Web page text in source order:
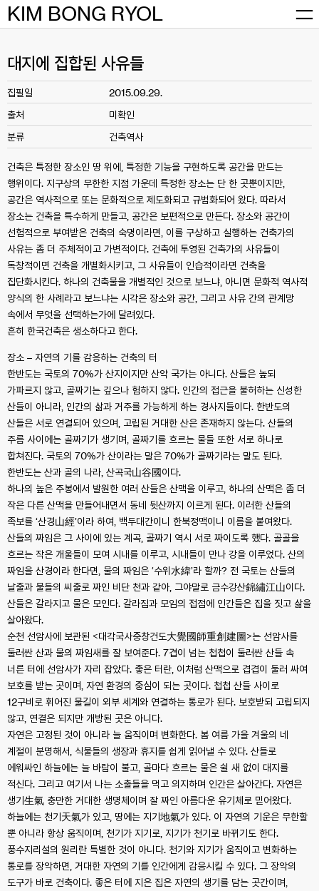
SkipKIM BONG RYOL
대지에 집합된 사유들
집필일
2015.09.29.
출처
미확인
분류
건축역사
건축은 특정한 장소인 땅 위에, 특정한 기능을 구현하도록 공간을 만드는
행위이다. 지구상의 무한한 지점 가운데 특정한 장소는 단 한 곳뿐이지만,
공간은 역사적으로 또는 문화적으로 제도화되고 규범화되어 왔다. 따라서
장소는 건축을 특수하게 만들고, 공간은 보편적으로 만든다. 장소와 공간이
선험적으로 부여받은 건축의 숙명이라면, 이를 구상하고 실행하는 건축가의
사유는 좀 더 주체적이고 가변적이다. 건축에 투영된 건축가의 사유들이
독창적이면 건축을 개별화시키고, 그 사유들이 인습적이라면 건축을
집단화시킨다. 하나의 건축물을 개별적인 것으로 보느냐, 아니면 문화적 역사적
양식의 한 사례라고 보느냐는 시각은 장소와 공간, 그리고 사유 간의 관계망
속에서 무엇을 선택하는가에 달려있다.
흔히 한국건축은 생소하다고 한다.
장소 – 자연의 기를 감응하는 건축의 터
한반도는 국토의 70%가 산지이지만 산악 국가는 아니다. 산들은 높되
가파르지 않고, 골짜기는 깊으나 험하지 않다. 인간의 접근을 불허하는 신성한
산들이 아니라, 인간의 삶과 거주를 가능하게 하는 경사지들이다. 한반도의
산들은 서로 연결되어 있으며, 고립된 거대한 산은 존재하지 않는다. 산들의
주름 사이에는 골짜기가 생기며, 골짜기를 흐르는 물들 또한 서로 하나로
합쳐진다. 국토의 70%가 산이라는 말은 70%가 골짜기라는 말도 된다.
한반도는 산과 골의 나라, 산곡국山谷國이다.
하나의 높은 주봉에서 발원한 여러 산들은 산맥을 이루고, 하나의 산맥은 좀 더
작은 다른 산맥을 만들어내면서 동네 뒷산까지 이르게 된다. 이러한 산들의
족보를 ‘산경山經’이라 하여, 백두대간이니 한북정맥이니 이름을 붙여왔다.
산들의 짜임은 그 사이에 있는 계곡, 골짜기 역시 서로 짜이도록 했다. 골골을
흐르는 작은 개울들이 모여 시내를 이루고, 시내들이 만나 강을 이루었다. 산의
짜임을 산경이라 한다면, 물의 짜임은 ‘수위水緯’라 할까? 전 국토는 산들의
날줄과 물들의 씨줄로 짜인 비단 천과 같아, 그야말로 금수강산錦繡江山이다.
산들은 갈라지고 물은 모인다. 갈라짐과 모임의 접점에 인간들은 집을 짓고 삶을
살아왔다.
순천 선암사에 보관된 <대각국사중창건도大覺國師重創建圖>는 선암사를
둘러싼 산과 물의 짜임새를 잘 보여준다. 7겹이 넘는 첩첩이 둘러싼 산들 속
너른 터에 선암사가 자리 잡았다. 좋은 터란, 이처럼 산맥으로 겹겹이 둘러 싸여
보호를 받는 곳이며, 자연 환경의 중심이 되는 곳이다. 첩첩 산들 사이로
12구비로 휘어진 물길이 외부 세계와 연결하는 통로가 된다. 보호받되 고립되지
않고, 연결은 되지만 개방된 곳은 아니다.
자연은 고정된 것이 아니라 늘 움직이며 변화한다. 봄 여름 가을 겨울의 네
계절이 분명해서, 식물들의 생장과 휴지를 쉽게 읽어낼 수 있다. 산들로
에워싸인 하늘에는 늘 바람이 불고, 골마다 흐르는 물은 쉴 새 없이 대지를
적신다. 그리고 여기서 나는 소출들을 먹고 의지하며 인간은 살아간다. 자연은
생기生氣 충만한 거대한 생명체이며 잘 짜인 아름다운 유기체로 믿어왔다.
하늘에는 천기天氣가 있고, 땅에는 지기地氣가 있다. 이 자연의 기운은 무한할
뿐 아니라 항상 움직이며, 천기가 지기로, 지기가 천기로 바뀌기도 한다.
풍수지리설의 원리란 특별한 것이 아니다. 천기와 지기가 움직이고 변화하는
통로를 장악하면, 거대한 자연의 기를 인간에게 감응시킬 수 있다. 그 장악의
도구가 바로 건축이다. 좋은 터에 지은 집은 자연의 생기를 담는 곳간이며,